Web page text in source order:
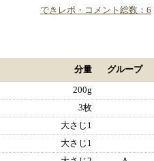
できレポ・コメント総数：6
分量 グループ
200g
3枚
大さじ1
大さじ1